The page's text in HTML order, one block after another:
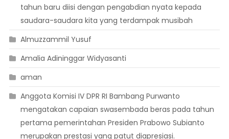
tahun baru diisi dengan pengabdian nyata kepada
saudara-saudara kita yang terdampak musibah
Almuzzammil Yusuf
Amalia Adininggar Widyasanti
aman
Anggota Komisi IV DPR RI Bambang Purwanto
mengatakan capaian swasembada beras pada tahun
pertama pemerintahan Presiden Prabowo Subianto
merupakan prestasi yang patut diapresiasi.